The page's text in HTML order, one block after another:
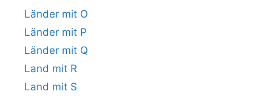
Länder mit O
Länder mit P
Länder mit Q
Land mit R
Land mit S